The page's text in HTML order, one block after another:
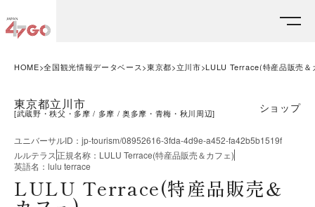
HOME 全国観光情報データベース 東京都 立川市 LULU Terrace(特産品販売＆
東京都立川市
[武蔵野・秩父・多摩 多摩 奥多摩・青梅・秋川周辺] ショップ
ユニバーサルID ： jp-tourism/08952616-3fda-4d9e-a452-fa42b5b1519f
ルルテラス正規名称 ： LULU Terrace(特産品販売＆カフェ)
英語名 ： lulu terrace
LULU Terrace(特産品販売＆